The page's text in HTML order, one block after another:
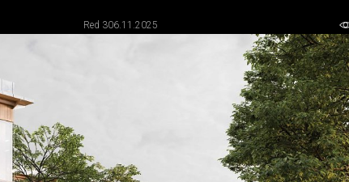
Red 306.11.2025